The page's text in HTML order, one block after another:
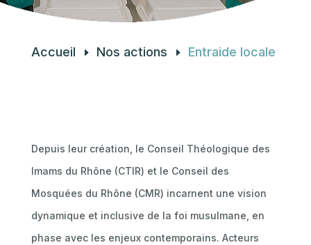
Accueil Nos actions Entraide locale
Depuis leur création, le Conseil Théologique des
Imams du Rhône (CTIR) et le Conseil des
Mosquées du Rhône (CMR) incarnent une vision
dynamique et inclusive de la foi musulmane, en
phase avec les enjeux contemporains. Acteurs